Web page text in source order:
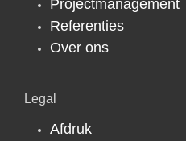
Projectmanagement
Referenties
Over ons
Legal
Afdruk